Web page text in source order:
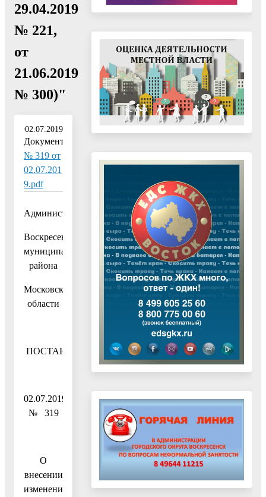
29.04.2019
№ 221,
от
21.06.2019
№ 300)"
02.07.2019
Документ:
№ 319 от
02.07.201
9.pdf
Администрация
Воскресенского
муниципального
района
Московской
области
ПОСТАНОВЛЕНИЕ
02.07.2019
№ 319
О
внесении
изменений